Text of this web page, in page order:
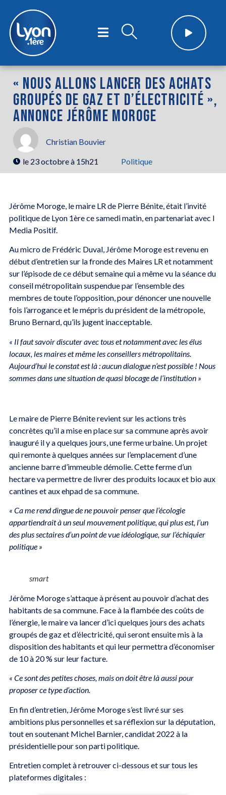
« NOUS ALLONS LANCER DES ACHATS
GROUPÉS DE GAZ ET D’ÉLECTRICITÉ »,
ANNONCE JÉRÔME MOROGE
Christian Bouvier
le 23 octobre à 15h21 Politique
Jérôme Moroge, le maire LR de Pierre Bénite, était l’invité
politique de Lyon 1ère ce samedi matin, en partenariat avec I
Media Positif.
Au micro de Frédéric Duval, Jérôme Moroge est revenu en
début d’entretien sur la fronde des Maires LR et notamment
sur l’épisode de ce début semaine qui a même vu la séance du
conseil métropolitain suspendue par l’ensemble des
membres de toute l’opposition, pour dénoncer une nouvelle
fois l’arrogance et le mépris du président de la métropole,
Bruno Bernard, qu’ils jugent inacceptable.
« Il faut savoir discuter avec tous et notamment avec les élus
locaux, les maires et même les conseillers métropolitains.
Aujourd’hui le constat est là : aucun dialogue n’est possible ! Nous
sommes dans une situation de quasi blocage de l’institution »
Le maire de Pierre Bénite revient sur les actions très
concrètes qu’il a mise en place sur sa commune après avoir
inauguré il y a quelques jours, une ferme urbaine. Un projet
qui remonte à quelques années sur l’emplacement d’une
ancienne barre d’immeuble démolie. Cette ferme d’un
hectare va permettre de livrer des produits locaux et bio aux
cantines et aux ehpad de sa commune.
« Ca me rend dingue de ne pouvoir penser que l’écologie
appartiendrait à un seul mouvement politique, qui plus est, l’un
des plus sectaires d’un point de vue idéologique, sur l’échiquier
politique »
smart
Jérôme Moroge s’attaque à présent au pouvoir d’achat des
habitants de sa commune. Face à la flambée des coûts de
l’énergie, le maire va lancer d’ici quelques jours des achats
groupés de gaz et d’électricité, qui seront ensuite mis à la
disposition des habitants et qui leur permettra d’économiser
de 10 à 20 % sur leur facture.
« Ce sont des petites choses, mais on doit être là aussi pour
proposer ce type d’action.
En fin d’entretien, Jérôme Moroge s’est livré sur ses
ambitions plus personnelles et sa réflexion sur la députation,
tout en soutenant Michel Barnier, candidat 2022 à la
présidentielle pour son parti politique.
Entretien complet à retrouver ci-dessous et sur tous les
plateformes digitales :